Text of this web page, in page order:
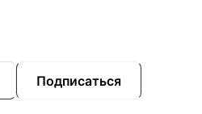
Подписаться